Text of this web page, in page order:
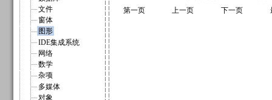
文件
窗体
图形
IDE集成系统
网络
数学
杂项
多媒体
对象
第一页
上一页 下一页